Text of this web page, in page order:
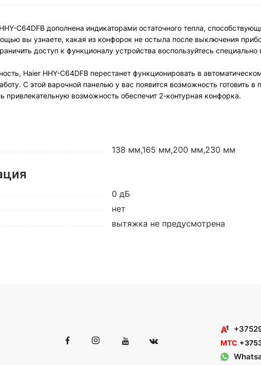
C64DFB дополнена индикаторами остаточного тепла,
вы узнаете, какая из конфорок не остыла после выключения
доступ к функционалу устройства воспользуйтесь
Haier HHY-C64DFB перестанет функционировать в
С этой варочной панелью у вас появится возможность готовить в
возможность обеспечит 2-контурная конфорка.
138 мм,165 мм,200 мм,230 мм
0 дБ
нет
вытяжка не предусмотрена
МТС